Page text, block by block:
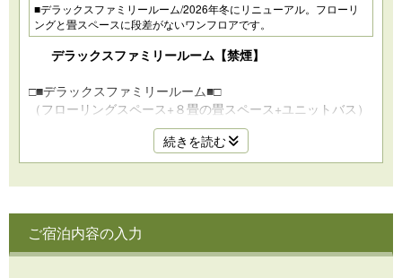
■デラックスファミリールーム/2026年冬にリニューアル。フローリ
ングと畳スペースに段差がないワンフロアです。
デラックスファミリールーム【禁煙】
□■デラックスファミリールーム■□
（フローリングスペース+８畳の畳スペース+ユニットバス）
小さなお子様連れご家族に特におすすめ
"2026年冬にリニューアルしたおしゃれなお部屋”
小さなお子様がハイハイしても安心清潔に
お寛ぎいてだけます。
続きを読む
ご宿泊内容の入力